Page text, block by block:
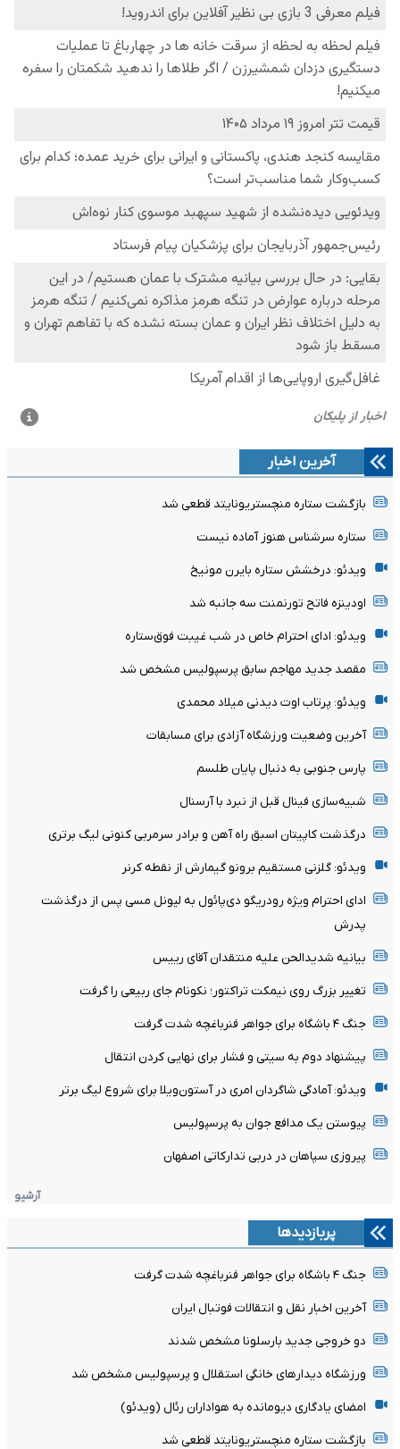
آخرین اخبار
بازگشت ستاره منچستریونایتد قطعی شد
ستاره سرشناس هنوز آماده نیست
ویدئو: درخشش ستاره بایرن مونیخ
اودینزه فاتح تورنمنت سه جانبه شد
ویدئو: ادای احترام خاص در شب غیبت فوق‌ستاره
مقصد جدید مهاجم سابق پرسپولیس مشخص شد
ویدئو: پرتاب اوت دیدنی میلاد محمدی
آخرین وضعیت ورزشگاه آزادی برای مسابقات
پارس جنوبی به دنبال پایان طلسم
شبیه‌سازی فینال قبل از نبرد با آرسنال
درگذشت کاپیتان اسبق راه آهن و برادر سرمربی کنونی لیگ برتری
ویدئو: گلزنی مستقیم برونو گیمارش از نقطه کرنر
ادای احترام ویژه رودریگو دی‌پائول به لیونل مسی پس از درگذشت
پدرش
بیانیه شدیدالحن علیه منتقدان آقای رییس
تغییر بزرگ روی نیمکت تراکتور؛ نکونام جای ربیعی را گرفت
جنگ ۴ باشگاه برای جواهر فنرباغچه شدت گرفت
پیشنهاد دوم به سیتی و فشار برای نهایی کردن انتقال
ویدئو: آمادگی شاگردان امری در آستون‌ویلا برای شروع لیگ برتر
پیوستن یک مدافع جوان به پرسپولیس
پیروزی سپاهان در دربی تدارکاتی اصفهان
آرشیو
پربازدیدها
جنگ ۴ باشگاه برای جواهر فنرباغچه شدت گرفت
آخرین اخبار نقل و انتقالات فوتبال ایران
دو خروجی جدید بارسلونا مشخص شدند
ورزشگاه دیدارهای خانگی استقلال و پرسپولیس مشخص شد
امضای یادگاری دیومانده به هواداران رئال (ویدئو)
بازگشت ستاره منچستریونایتد قطعی شد